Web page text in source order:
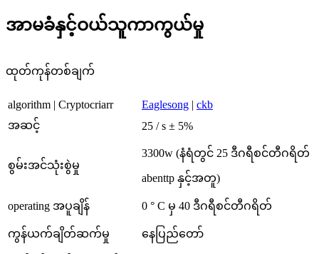
အာမခံနှင့်ဝယ်သူကာကွယ်မှု
ထုတ်ကုန်တစ်ချက်
algorithm | Cryptocriarr Eaglesong | ckb
အဆင့်
25 / s ± 5%
စွမ်းအင်သုံးစွဲမှု
3300w (နံရံတွင် 25 ဒီဂရီစင်တီဂရိတ်
abenttp နှင့်အတူ)
operating အပူချိန် 0 ° C မှ 40 ဒီဂရီစင်တီဂရိတ်
ကွန်ယက်ချိတ်ဆက်မှု နေပြည်တော်